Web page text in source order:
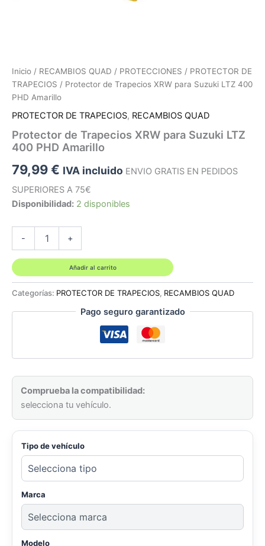
Inicio / RECAMBIOS QUAD / PROTECCIONES / PROTECTOR DE
TRAPECIOS / Protector de Trapecios XRW para Suzuki LTZ 400
PHD Amarillo
PROTECTOR DE TRAPECIOS, RECAMBIOS QUAD
Protector de Trapecios XRW para Suzuki LTZ
400 PHD Amarillo
79,99€ IVA incluido ENVIO GRATIS EN PEDIDOS
SUPERIORES A 75€
Disponibilidad: 2 disponibles
-
XRW
para
Suzuki
400
+
Añadir al carrito
Categorías: PROTECTOR DE TRAPECIOS, RECAMBIOS QUAD
Pago seguro garantizado
Comprueba la compatibilidad:
selecciona tu vehículo.
Tipo de vehículo
Marca
Modelo